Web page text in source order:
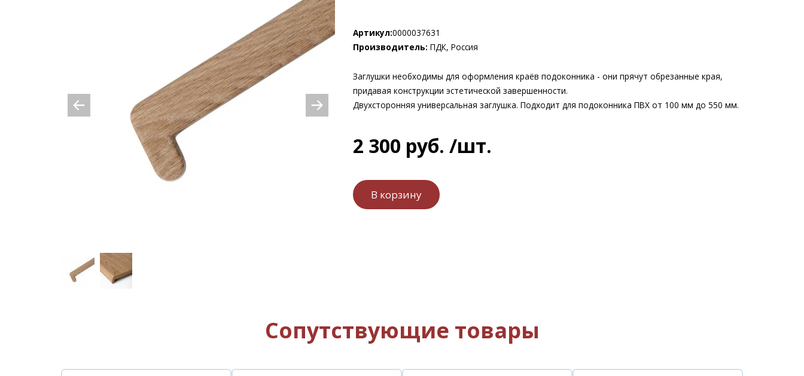
Артикул:0000037631
Производитель: ПДК, Россия
Заглушки необходимы для оформления краёв подоконника - они прячут обрезанные края,
придавая конструкции эстетической завершенности.
Двухсторонняя универсальная заглушка. Подходит для подоконника ПВХ от 100 мм до 550 мм.
2 300 руб. /шт.
Сопутствующие товары